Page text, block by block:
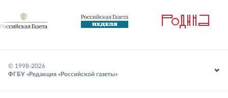
© 1998-2026
ФГБУ «Редакция «Российской газеты»